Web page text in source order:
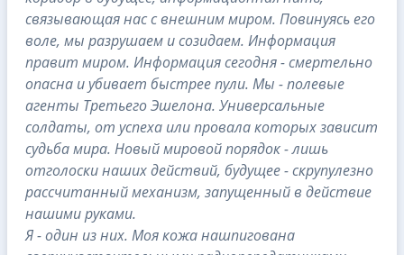
связывающая нас с внешним миром. Повинуясь его
воле, мы разрушаем и созидаем. Информация
правит миром. Информация сегодня - смертельно
опасна и убивает быстрее пули. Мы - полевые
агенты Третьего Эшелона. Универсальные
солдаты, от успеха или провала которых зависит
судьба мира. Новый мировой порядок - лишь
отголоски наших действий, будущее - скрупулезно
рассчитанный механизм, запущенный в действие
нашими руками.
Я - один из них. Моя кожа нашпигована